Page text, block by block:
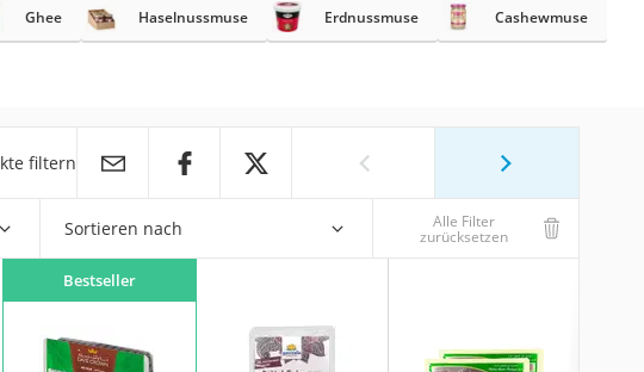
Ghee Haselnussmuse Erdnussmuse Cashewmuse
filtern
Sortieren nach Alle Filter
zurücksetzen
Bestseller